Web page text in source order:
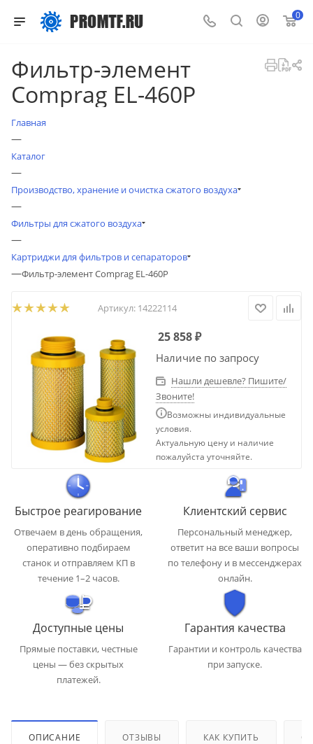
0
Фильтр-элемент
Comprag EL-460P
Главная
—
Каталог
—
Производство, хранение и очистка сжатого воздуха
—
Фильтры для сжатого воздуха
—
Картриджи для фильтров и сепараторов
—Фильтр-элемент Comprag EL-460P
Артикул: 14222114
25 858₽
Наличие по запросу
Нашли дешевле? Пишите/
Звоните!
Возможны индивидуальные
условия.
Актуальную цену и наличие
пожалуйста уточняйте.
Быстрое реагирование
Отвечаем в день обращения,
оперативно подбираем
станок и отправляем КП в
течение 1–2 часов.
Клиентский сервис
Персональный менеджер,
ответит на все ваши вопросы
по телефону и в мессенджерах
онлайн.
Доступные цены
Прямые поставки, честные
цены — без скрытых
платежей.
Гарантия качества
Гарантии и контроль качества
при запуске.
ОПИСАНИЕ ОТЗЫВЫ КАК КУПИТЬ